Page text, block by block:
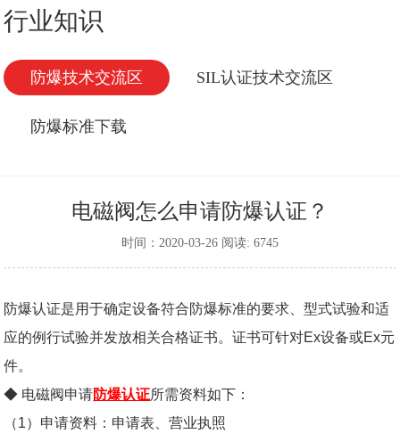
行业知识
防爆技术交流区 SIL认证技术交流区
防爆标准下载
电磁阀怎么申请防爆认证？
时间：2020-03-26 阅读: 6745
防爆认证是用于确定设备符合防爆标准的要求、型式试验和适
应的例行试验并发放相关合格证书。证书可针对Ex设备或Ex元
件。
◆ 电磁阀申请防爆认证所需资料如下：
（1）申请资料：申请表、营业执照